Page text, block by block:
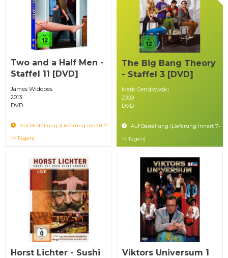
Two and a Half Men -
Staffel 11 [DVD]
James Widdoes
2013
DVD
Auf Bestellung (Lieferung innert 7-
14 Tagen)
The Big Bang Theory
- Staffel 3 [DVD]
Mark Cendrowski
2009
DVD
Auf Bestellung (Lieferung innert 7-
14 Tagen)
Horst Lichter - Sushi
Viktors Universum 1